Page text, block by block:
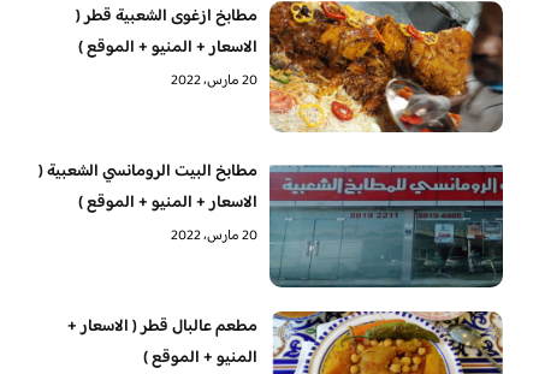
مطابخ ازغوى الشعبية قطر (
الاسعار + المنيو + الموقع )
20 مارس، 2022
مطابخ البيت الرومانسي الشعبية (
الاسعار + المنيو + الموقع )
20 مارس، 2022
مطعم عالبال قطر ( الاسعار +
المنيو + الموقع )